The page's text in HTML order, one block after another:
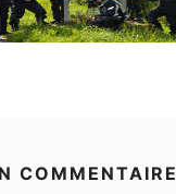
COMMENTAIRE